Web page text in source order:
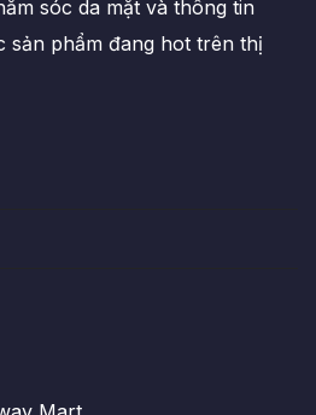
sóc da mặt và thông tin
sản phẩm đang hot trên thị